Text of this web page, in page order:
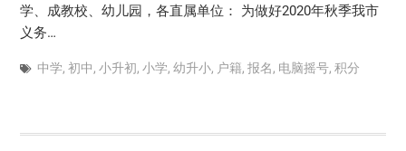
学、成教校、幼儿园，各直属单位： 为做好2020年秋季我市
义务…
中学, 初中, 小升初, 小学, 幼升小, 户籍, 报名, 电脑摇号, 积分